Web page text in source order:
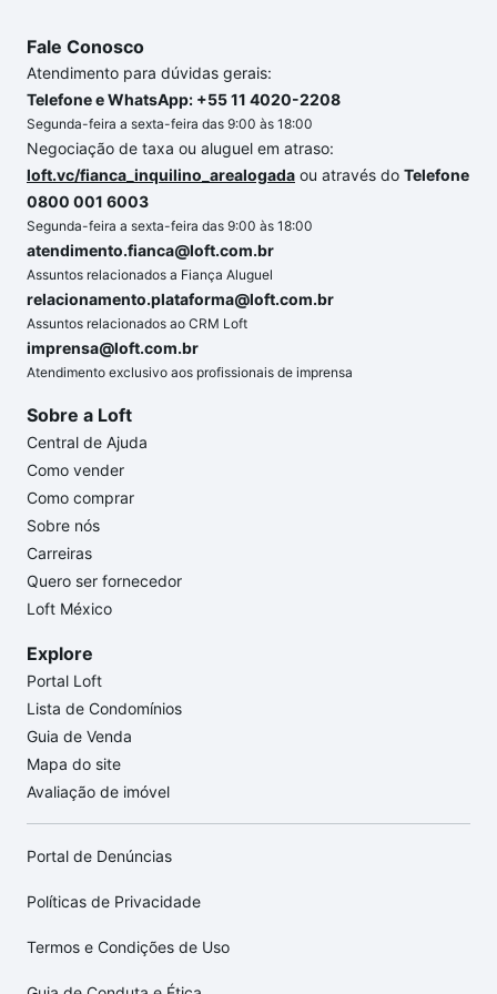
Fale Conosco
Atendimento para dúvidas gerais:
Telefone e WhatsApp: +55 11 4020-2208
Segunda-feira a sexta-feira das 9:00 às 18:00
Negociação de taxa ou aluguel em atraso:
loft.vc/fianca_inquilino_arealogada ou através do Telefone
0800 001 6003
Segunda-feira a sexta-feira das 9:00 às 18:00
atendimento.fianca@loft.com.br
Assuntos relacionados a Fiança Aluguel
relacionamento.plataforma@loft.com.br
Assuntos relacionados ao CRM Loft
imprensa@loft.com.br
Atendimento exclusivo aos profissionais de imprensa
Sobre a Loft
Central de Ajuda
Como vender
Como comprar
Sobre nós
Carreiras
Quero ser fornecedor
Loft México
Explore
Portal Loft
Lista de Condomínios
Guia de Venda
Mapa do site
Avaliação de imóvel
Portal de Denúncias
Políticas de Privacidade
Termos e Condições de Uso